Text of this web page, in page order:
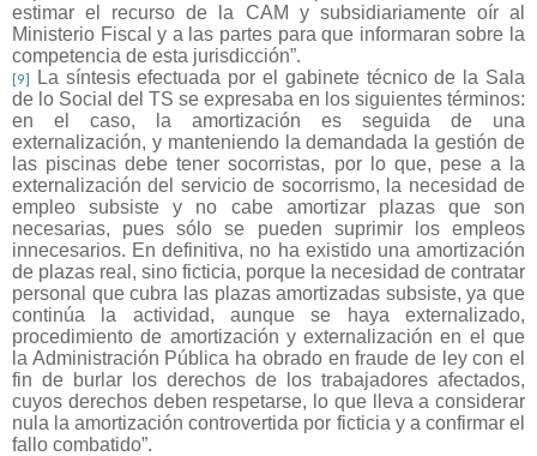
estimar el recurso de la CAM y subsidiariamente oír al
Ministerio Fiscal y a las partes para que informaran sobre la
competencia de esta jurisdicción”.
[9]
La síntesis efectuada por el gabinete técnico de la Sala
de lo Social del TS se expresaba en los siguientes términos:
en el caso, la amortización es seguida de una
externalización, y manteniendo la demandada la gestión de
las piscinas debe tener socorristas, por lo que, pese a la
externalización del servicio de socorrismo, la necesidad de
empleo subsiste y no cabe amortizar plazas que son
necesarias, pues sólo se pueden suprimir los empleos
innecesarios. En definitiva, no ha existido una amortización
de plazas real, sino ficticia, porque la necesidad de contratar
personal que cubra las plazas amortizadas subsiste, ya que
continúa la actividad, aunque se haya externalizado,
procedimiento de amortización y externalización en el que
la Administración Pública ha obrado en fraude de ley con el
fin de burlar los derechos de los trabajadores afectados,
cuyos derechos deben respetarse, lo que lleva a considerar
nula la amortización controvertida por ficticia y a confirmar el
fallo combatido”.